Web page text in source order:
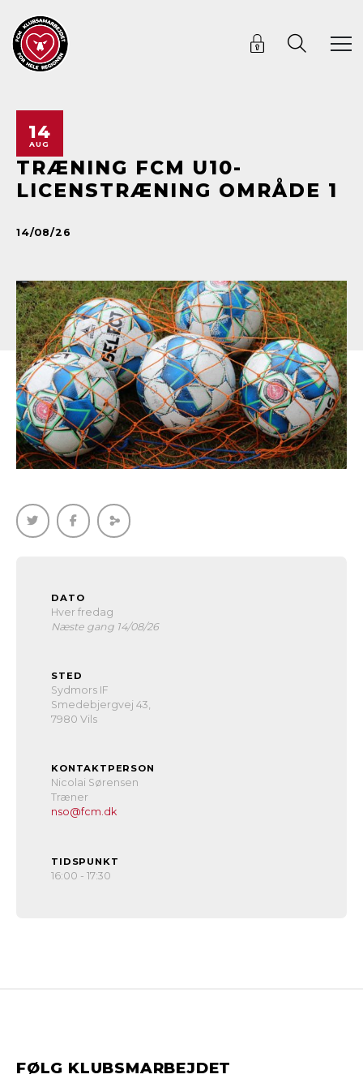
14
AUG
TRÆNING FCM U10-
LICENSTRÆNING OMRÅDE 1
14/08/26
DATO
Hver fredag
Næste gang 14/08/26
STED
Sydmors IF
Smedebjergvej 43,
7980 Vils
KONTAKTPERSON
Nicolai Sørensen
Træner
nso@fcm.dk
TIDSPUNKT
16:00 - 17:30
FØLG KLUBSMARBEJDET